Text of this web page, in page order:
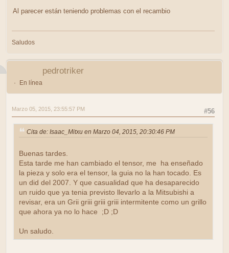
Al parecer están teniendo problemas con el recambio
Saludos
pedrotriker
En línea
#56
Marzo 05, 2015, 23:55:57 PM
Cita de: Isaac_Mitxu en Marzo 04, 2015, 20:30:46 PM
Buenas tardes.
Esta tarde me han cambiado el tensor, me ha enseñado
la pieza y solo era el tensor, la guia no la han tocado. Es
un did del 2007. Y que casualidad que ha desaparecido
un ruido que ya tenia previsto llevarlo a la Mitsubishi a
revisar, era un Grii griii griii griii intermitente como un grillo
que ahora ya no lo hace ;D ;D
Un saludo.